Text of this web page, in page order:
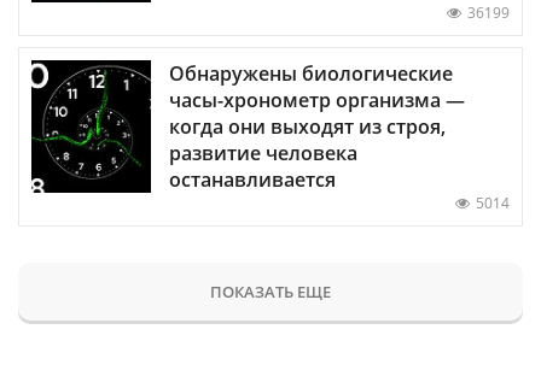
36199
Обнаружены биологические
часы-хронометр организма —
когда они выходят из строя,
развитие человека
останавливается
5014
ПОКАЗАТЬ ЕЩЕ